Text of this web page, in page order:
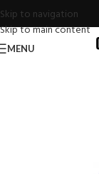
Skip to navigation
Skip to main content
MENU